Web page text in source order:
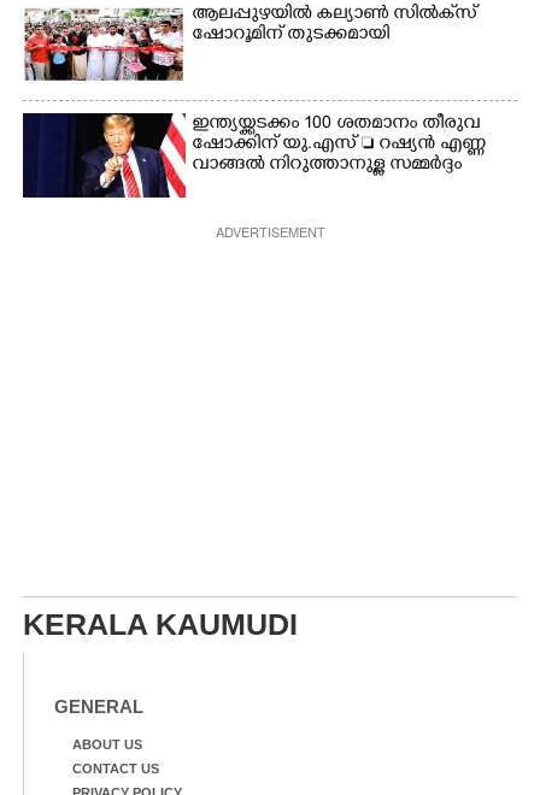
ആലപ്പുഴയിൽ കല്യാൺ സിൽക്‌സ്
ഷോറൂമിന് തുടക്കമായി
ഇന്ത്യയ്ക്കടക്കം 100 ശതമാനം തീരുവ
ഷോക്കിന് യു.എസ്  റഷ്യൻ എണ്ണ
വാങ്ങൽ നിറുത്താനുള്ള സമ്മർദ്ദം
ADVERTISEMENT
KERALA KAUMUDI
GENERAL
ABOUT US
CONTACT US